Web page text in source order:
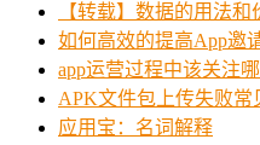
【转载】数据的用法和
如何高效的提高App邀
app运营过程中该关注哪
APK文件包上传失败常
应用宝：名词解释